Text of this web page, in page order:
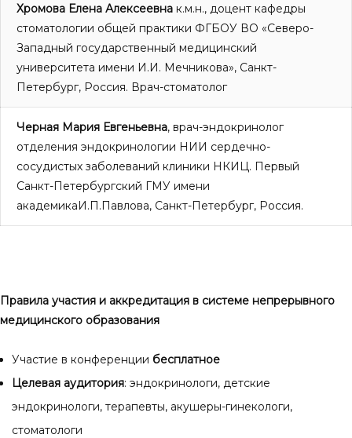
Хромова Елена Алексеевна к.м.н., доцент кафедры
стоматологии общей практики ФГБОУ ВО «Северо-
Западный государственный медицинский
университета имени И.И. Мечникова», Санкт-
Петербург, Россия. Врач-стоматолог
Черная Мария Евгеньевна, врач-эндокринолог
отделения эндокринологии НИИ сердечно-
сосудистых заболеваний клиники НКИЦ. Первый
Санкт-Петербургский ГМУ имени
академикаИ.П.Павлова, Санкт-Петербург, Россия.
Правила участия и аккредитация в системе непрерывного
медицинского образования
Участие в конференции бесплатное
Целевая аудитория: эндокринологи, детские
эндокринологи, терапевты, акушеры-гинекологи,
стоматологи